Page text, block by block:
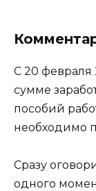
С 20 февраля
сумме
пособий
необходимо
Сразу
одного